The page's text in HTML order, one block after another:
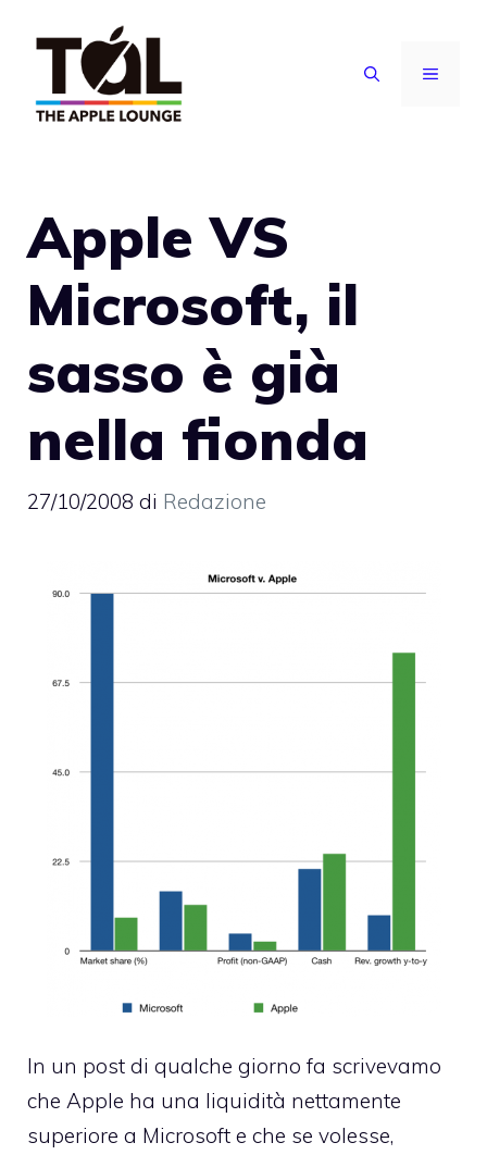
contenuto
MENU
Apple VS
Microsoft, il
sasso è già
nella fionda
27/10/2008 di Redazione
In un post di qualche giorno fa scrivevamo
che Apple ha una liquidità nettamente
superiore a Microsoft e che se volesse,